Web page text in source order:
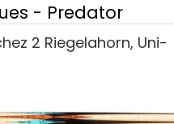
- Predator
2 Riegelahorn, Uni-